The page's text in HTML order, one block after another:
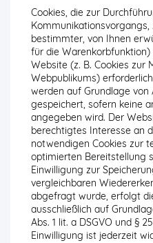
Cookies, die zur
bestimmter, von Ihnen
für die
Website (z. B. Cookies zur
Webpublikums)
werden auf Grundlage von
gespeichert, sofern keine
angegeben wird. Der
berechtigtes Interesse an
notwendigen Cookies zur
optimierten Bereitstellung
Einwilligung zur
vergleichbaren
abgefragt wurde, erfolgt
ausschließlich auf
Abs. 1 lit. a DSGVO und §
Einwilligung ist jederzeit